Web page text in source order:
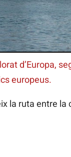
d’Europa,
europeus.
la ruta entre